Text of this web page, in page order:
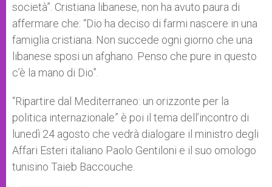
società”. Cristiana libanese, non ha avuto paura di
affermare che: “Dio ha deciso di farmi nascere in una
famiglia cristiana. Non succede ogni giorno che una
libanese sposi un afghano. Penso che pure in questo
c’è la mano di Dio”.
“Ripartire dal Mediterraneo: un orizzonte per la
politica internazionale” è poi il tema dell’incontro di
lunedì 24 agosto che vedrà dialogare il ministro degli
Affari Esteri italiano Paolo Gentiloni e il suo omologo
tunisino Taieb Baccouche.